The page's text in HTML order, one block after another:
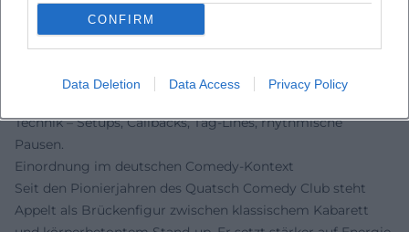
CONFIRM
Data Deletion Data Access Privacy Policy
Schreibtisch erstarren, sondern im Live‑Dialog
geschmiedet werden. Seine Autorität (Authoritativeness)
Formaten und dokumentierten Releases; sein Fachwissen
Technik – Setups, Callbacks, Tag‑Lines, rhythmische
Pausen.
Einordnung im deutschen Comedy‑Kontext
Seit den Pionierjahren des Quatsch Comedy Club steht
Appelt als Brückenfigur zwischen klassischem Kabarett